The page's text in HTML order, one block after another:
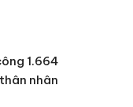
1.664
nhân